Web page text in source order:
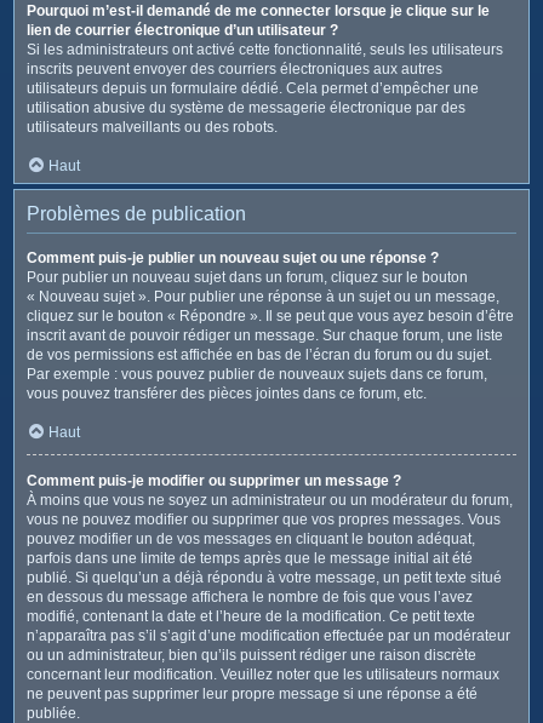
Pourquoi m’est-il demandé de me connecter lorsque je clique sur le
lien de courrier électronique d’un utilisateur ?
Si les administrateurs ont activé cette fonctionnalité, seuls les utilisateurs
inscrits peuvent envoyer des courriers électroniques aux autres
utilisateurs depuis un formulaire dédié. Cela permet d’empêcher une
utilisation abusive du système de messagerie électronique par des
utilisateurs malveillants ou des robots.
Haut
Problèmes de publication
Comment puis-je publier un nouveau sujet ou une réponse ?
Pour publier un nouveau sujet dans un forum, cliquez sur le bouton
« Nouveau sujet ». Pour publier une réponse à un sujet ou un message,
cliquez sur le bouton « Répondre ». Il se peut que vous ayez besoin d’être
inscrit avant de pouvoir rédiger un message. Sur chaque forum, une liste
de vos permissions est affichée en bas de l’écran du forum ou du sujet.
Par exemple : vous pouvez publier de nouveaux sujets dans ce forum,
vous pouvez transférer des pièces jointes dans ce forum, etc.
Haut
Comment puis-je modifier ou supprimer un message ?
À moins que vous ne soyez un administrateur ou un modérateur du forum,
vous ne pouvez modifier ou supprimer que vos propres messages. Vous
pouvez modifier un de vos messages en cliquant le bouton adéquat,
parfois dans une limite de temps après que le message initial ait été
publié. Si quelqu’un a déjà répondu à votre message, un petit texte situé
en dessous du message affichera le nombre de fois que vous l’avez
modifié, contenant la date et l’heure de la modification. Ce petit texte
n’apparaîtra pas s’il s’agit d’une modification effectuée par un modérateur
ou un administrateur, bien qu’ils puissent rédiger une raison discrète
concernant leur modification. Veuillez noter que les utilisateurs normaux
ne peuvent pas supprimer leur propre message si une réponse a été
publiée.